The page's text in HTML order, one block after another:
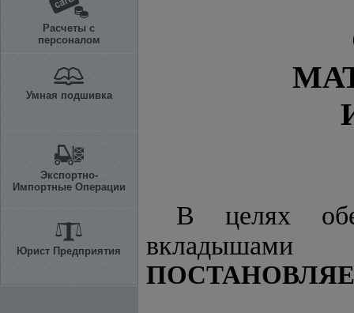
Расчеты с
персоналом
Умная подшивка
Экспортно-
Импортные Операции
Юрист Предприятия
В целях
вкладышами